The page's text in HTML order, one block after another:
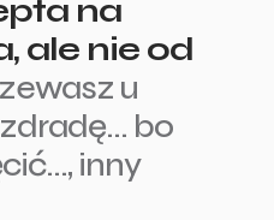
na
ale nie od
u
bo
inny